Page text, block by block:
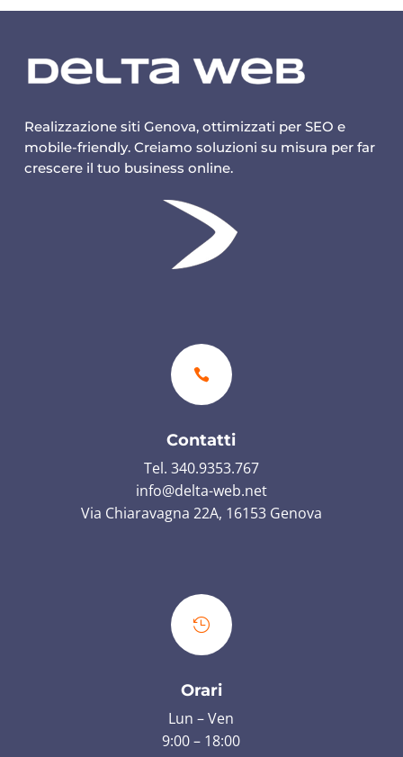
Realizzazione siti Genova, ottimizzati per SEO e
mobile-friendly. Creiamo soluzioni su misura per far
crescere il tuo business online.

Contatti
Tel. 340.9353.767
info@delta-web.net
Via Chiaravagna 22A, 16153 Genova

Orari
Lun – Ven
9:00 – 18:00